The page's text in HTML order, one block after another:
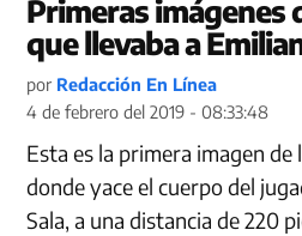
Primeras imágenes
que llevaba a
por Redacción En Línea
4 de febrero del 2019 - 08:33:48
Esta es la primera imagen
donde yace el cuerpo del
Sala, a una distancia de 220